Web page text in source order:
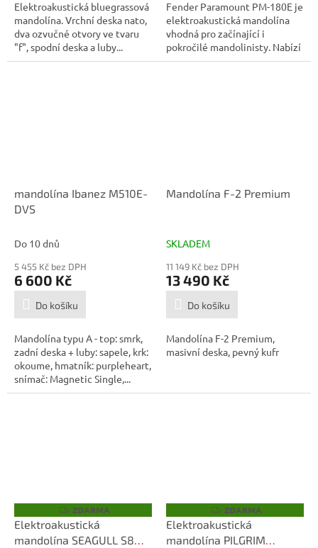
Elektroakustická bluegrassová
mandolína. Vrchní deska nato,
dva ozvučné otvory ve tvaru
"f", spodní deska a luby...
Fender Paramount PM-180E je
elektroakustická mandolína
vhodná pro začínající i
pokročilé mandolinisty. Nabízí
tělo...
mandolína Ibanez M510E-
DVS
Do 10 dnů
5 455 Kč bez DPH
6 600 Kč
Do košíku
Mandolína typu A - top: smrk,
zadní deska + luby: sapele, krk:
okoume, hmatník: purpleheart,
snímač: Magnetic Single,...
Mandolína F-2 Premium
SKLADEM
11 149 Kč bez DPH
13 490 Kč
Do košíku
Mandolína F-2 Premium,
masivní deska, pevný kufr
Z
D
A
R
ZDARMA
Elektroakustická
mandolína SEAGULL S8
Z
D
A
R
ZDARMA
Elektroakustická
mandolína PILGRIM